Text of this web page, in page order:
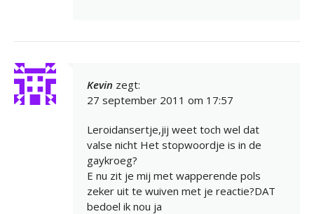
Kevin zegt:
27 september 2011 om 17:57
Leroidansertje,jij weet toch wel dat
valse nicht Het stopwoordje is in de
gaykroeg?
E nu zit je mij met wapperende pols
zeker uit te wuiven met je reactie?DAT
bedoel ik nou ja